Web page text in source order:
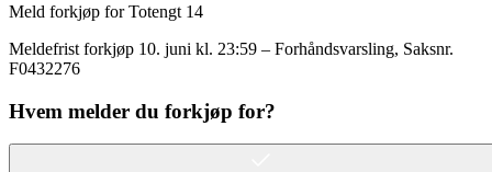
Meld forkjøp forTotengt 14
Meldefrist forkjøp 10. juni kl. 23:59 – Forhåndsvarsling, Saksnr.
F0432276
Hvem melder du forkjøp for?